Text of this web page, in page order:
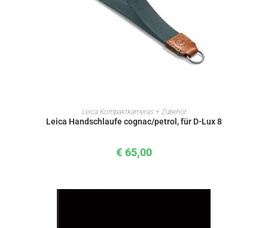
IN DEN WARENKORB
Leica Kompaktkameras + Zubehör
Leica Handschlaufe cognac/petrol, für D-Lux 8
€ 65,00